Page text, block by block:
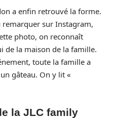
a enfin retrouvé la forme.
remarquer sur Instagram,
photo, on reconnaît
de la maison de la famille.
toute la famille a
gâteau. On y lit «
la JLC family